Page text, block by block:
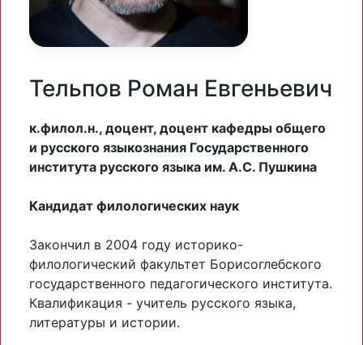
Тельпов Роман Евгеньевич
к.филол.н., доцент, доцент кафедры общего
и русского языкознания Государственного
института русского языка им. А.С. Пушкина
Кандидат филологических наук
Закончил в 2004 году историко-
филологический факультет Борисоглебского
государственного педагогического института.
Квалификация - учитель русского языка,
литературы и истории.